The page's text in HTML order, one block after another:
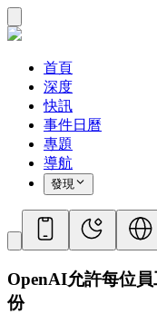
首頁
深度
快訊
事件日曆
專題
導航
發現
OpenAI允許每位
份